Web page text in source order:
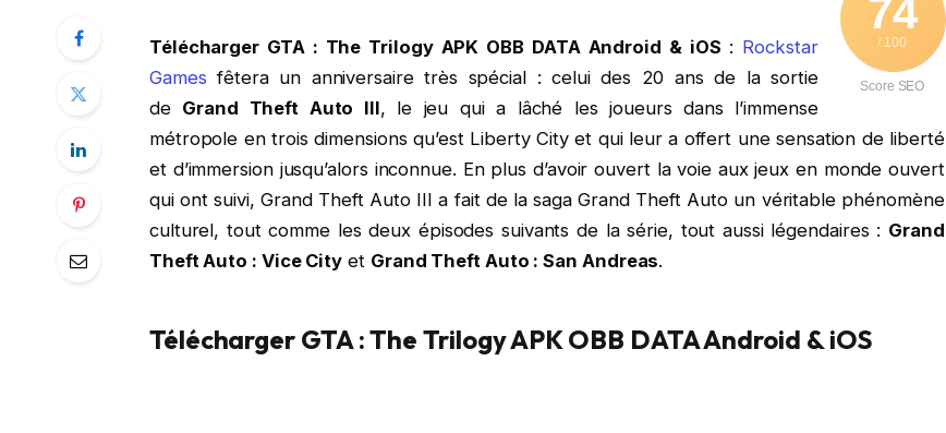
74
/ 100
Score SEO
Télécharger GTA : The Trilogy APK OBB DATA Android & iOS : Rockstar
Games fêtera un anniversaire très spécial : celui des 20 ans de la sortie
de Grand Theft Auto III, le jeu qui a lâché les joueurs dans l’immense
métropole en trois dimensions qu’est Liberty City et qui leur a offert une sensation de liberté
et d’immersion jusqu’alors inconnue. En plus d’avoir ouvert la voie aux jeux en monde ouvert
qui ont suivi, Grand Theft Auto III a fait de la saga Grand Theft Auto un véritable phénomène
culturel, tout comme les deux épisodes suivants de la série, tout aussi légendaires : Grand
Theft Auto : Vice City et Grand Theft Auto : San Andreas.
Télécharger GTA : The Trilogy APK OBB DATA Android & iOS